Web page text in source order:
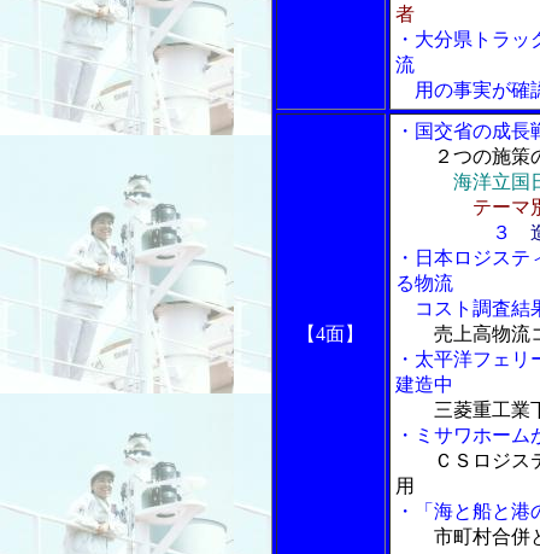
者
・大分県トラ
流
用の事実が確
【4面】
・国交省の成
２つの施策
海洋立国
テーマ
３
・日本ロジス
る物流
コスト調査結
売上高物流
・太平洋フェ
建造中
三菱重工業下
・ミサワホー
ＣＳロジス
用
・「海と船と
市町村合併